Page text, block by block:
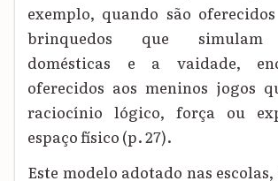
exemplo, quando são
brinquedos que simulam
domésticas e a vaidade,
oferecidos aos meninos jogos
raciocínio lógico, força ou
espaço físico (p. 27).
Este modelo adotado nas